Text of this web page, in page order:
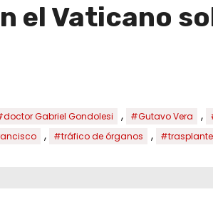
el Vaticano
Gabriel Gondolesi , #Gutavo Vera ,
, #tráfico de órganos ,